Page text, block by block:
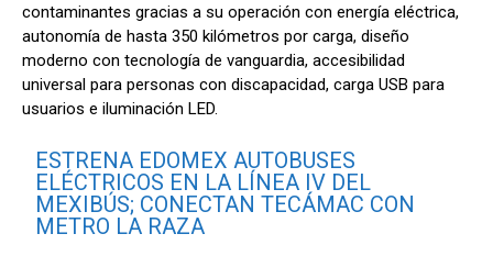
contaminantes gracias a su operación con energía eléctrica,
autonomía de hasta 350 kilómetros por carga, diseño
moderno con tecnología de vanguardia, accesibilidad
universal para personas con discapacidad, carga USB para
usuarios e iluminación LED.
ESTRENA EDOMEX AUTOBUSES
ELÉCTRICOS EN LA LÍNEA IV DEL
MEXIBÚS; CONECTAN TECÁMAC CON
METRO LA RAZA